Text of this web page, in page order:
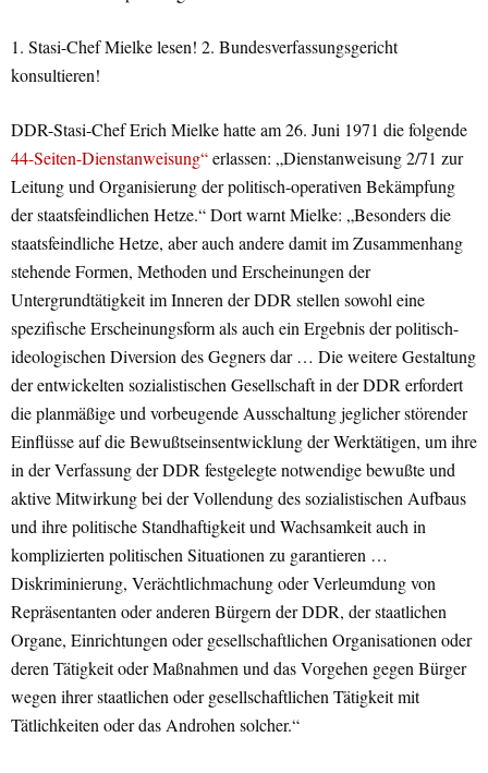
1. Stasi-Chef Mielke lesen! 2. Bundesverfassungsgericht
konsultieren!
DDR-Stasi-Chef Erich Mielke hatte am 26. Juni 1971 die folgende
44-Seiten-Dienstanweisung“erlassen: „Dienstanweisung 2/71 zur
Leitung und Organisierung der politisch-operativen Bekämpfung
der staatsfeindlichen Hetze.“ Dort warnt Mielke: „Besonders die
staatsfeindliche Hetze, aber auch andere damit im Zusammenhang
stehende Formen, Methoden und Erscheinungen der
Untergrundtätigkeit im Inneren der DDR stellen sowohl eine
spezifische Erscheinungsform als auch ein Ergebnis der politisch-
ideologischen Diversion des Gegners dar … Die weitere Gestaltung
der entwickelten sozialistischen Gesellschaft in der DDR erfordert
die planmäßige und vorbeugende Ausschaltung jeglicher störender
Einflüsse auf die Bewußtseinsentwicklung der Werktätigen, um ihre
in der Verfassung der DDR festgelegte notwendige bewußte und
aktive Mitwirkung bei der Vollendung des sozialistischen Aufbaus
und ihre politische Standhaftigkeit und Wachsamkeit auch in
komplizierten politischen Situationen zu garantieren …
Diskriminierung, Verächtlichmachung oder Verleumdung von
Repräsentanten oder anderen Bürgern der DDR, der staatlichen
Organe, Einrichtungen oder gesellschaftlichen Organisationen oder
deren Tätigkeit oder Maßnahmen und das Vorgehen gegen Bürger
wegen ihrer staatlichen oder gesellschaftlichen Tätigkeit mit
Tätlichkeiten oder das Androhen solcher.“